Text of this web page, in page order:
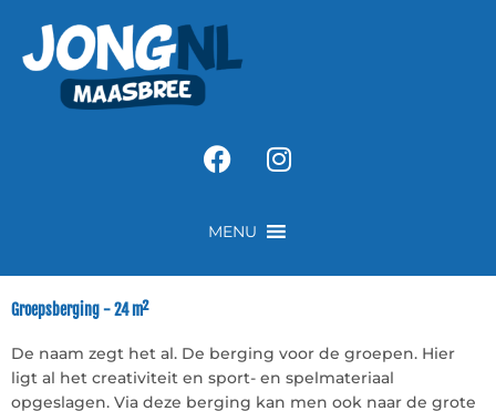
FacebookInstagram
MENU
Groepsberging - 24 m²
De naam zegt het al. De berging voor de groepen. Hier
ligt al het creativiteit en sport- en spelmateriaal
opgeslagen. Via deze berging kan men ook naar de grote